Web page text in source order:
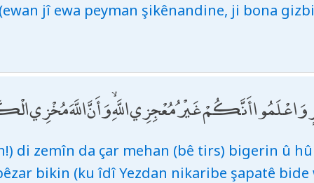
jî ewa peyman şikênandine, ji bona
وَاعْلَمُوا أَنَّكُمْ غَيْرُ مُعْجِزِي اللَّهِ ۙ وَأَنَّ اللَّهَ مُخْزِي
di zemîn da çar mehan (bê tirs) bigerin û
bikin (ku îdî Yezdan nikaribe şapatê